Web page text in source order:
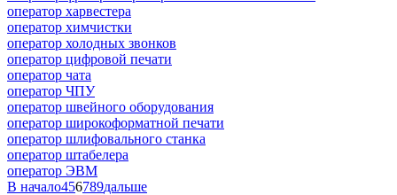
оператор харвестера
оператор химчистки
оператор холодных звонков
оператор цифровой печати
оператор чата
оператор ЧПУ
оператор швейного оборудования
оператор широкоформатной печати
оператор шлифовального станка
оператор штабелера
оператор ЭВМ
В начало456789дальше